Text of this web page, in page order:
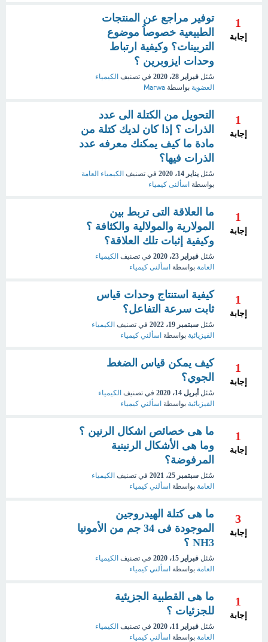
1
إجابة
توفير مراجع عن المنتجات
الطبيعية خصوصاُ موضوع
التربينات؟ وكيفية ارتباط
وحدات ايزوبرين ؟
سُئل فبراير 28، 2020 في تصنيف الكيمياء
العضوية بواسطة Marwa
1
إجابة
التحويل من الكتلة الى عدد
الذرات ؟ إذا كان لديك كتلة من
مادة ما كيف يمكنك معرفه عدد
الذرات فيها؟
سُئل يناير 14، 2020 في تصنيف الكيمياء العامة
بواسطة اسألنى كيمياء
1
إجابة
ما العلاقة التى تربط بين
المولارية والمولالية والكثافة ؟
وكيفية إثبات تلك العلاقة؟
سُئل فبراير 23، 2020 في تصنيف الكيمياء
العامة بواسطة اسألنى كيمياء
1
إجابة
كيفية استنتاج وحدات قياس
ثابت سرعة التفاعل؟
سُئل سبتمبر 19، 2022 في تصنيف الكيمياء
الفيزيائية بواسطة اسألني كيمياء
1
إجابة
كيف يمكن قياس الضغط
الجوي؟
سُئل أبريل 14، 2020 في تصنيف الكيمياء
الفيزيائية بواسطة اسألني كيمياء
1
إجابة
ما هى خصائص اشكال الرنين ؟
وما هى الأشكال الرنينية
المرفوضة؟
سُئل سبتمبر 25، 2021 في تصنيف الكيمياء
العامة بواسطة اسألني كيمياء
3
إجابة
ما هى كتلة الهيدروجين
الموجودة فى 34 جم من الأمونيا
NH3 ؟
سُئل فبراير 15، 2020 في تصنيف الكيمياء
العامة بواسطة اسألني كيمياء
1
إجابة
ما هى القطبية الجزيئية
للجزئيات ؟
سُئل فبراير 11، 2020 في تصنيف الكيمياء
العامة بواسطة اسألني كيمياء